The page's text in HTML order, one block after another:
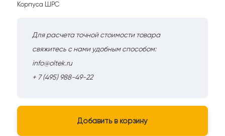
Корпуса ШРС
Для расчета точной стоимости товара
свяжитесь с нами удобным способом:
info@oltek.ru
+ 7 (495) 988-49-22
Добавить в корзину